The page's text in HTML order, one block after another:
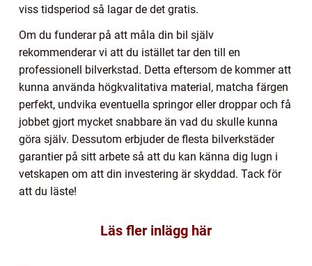
viss tidsperiod så lagar de det gratis.
Om du funderar på att måla din bil själv
rekommenderar vi att du istället tar den till en
professionell bilverkstad. Detta eftersom de kommer att
kunna använda högkvalitativa material, matcha färgen
perfekt, undvika eventuella springor eller droppar och få
jobbet gjort mycket snabbare än vad du skulle kunna
göra själv. Dessutom erbjuder de flesta bilverkstäder
garantier på sitt arbete så att du kan känna dig lugn i
vetskapen om att din investering är skyddad. Tack för
att du läste!
Läs fler inlägg här